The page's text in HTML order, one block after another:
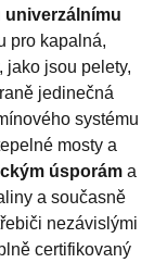
univerzálnímu
pro kapalná,
jako jsou pelety,
jedinečná
systému
mosty a
úsporám a
a současně
nezávislými
certifikovaný